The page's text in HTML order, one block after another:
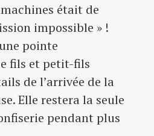
était de
impossible » !
pointe
fils et petit-fils
de l’arrivée de la
Elle restera la seule
pendant plus